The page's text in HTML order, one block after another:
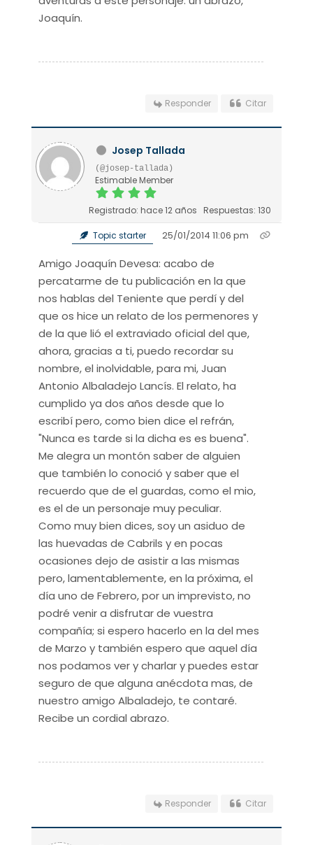
Joaquín.
Responder Citar
Josep Tallada
(@josep-tallada)
Estimable Member
Registrado: hace 12 años Respuestas: 130
Topic starter 25/01/2014 11:06 pm
Amigo Joaquín Devesa: acabo de
percatarme de tu publicación en la que
nos hablas del Teniente que perdí y del
que os hice un relato de los permenores y
de la que lió el extraviado oficial del que,
ahora, gracias a ti, puedo recordar su
nombre, el inolvidable, para mi, Juan
Antonio Albaladejo Lancís. El relato, ha
cumplido ya dos años desde que lo
escribí pero, como bien dice el refrán,
"Nunca es tarde si la dicha es es buena".
Me alegra un montón saber de alguien
que también lo conoció y saber que el
recuerdo que de el guardas, como el mio,
es el de un personaje muy peculiar.
Como muy bien dices, soy un asiduo de
las huevadas de Cabrils y en pocas
ocasiones dejo de asistir a las mismas
pero, lamentablemente, en la próxima, el
día uno de Febrero, por un imprevisto, no
podré venir a disfrutar de vuestra
compañía; si espero hacerlo en la del mes
de Marzo y también espero que aquel día
nos podamos ver y charlar y puedes estar
seguro de que alguna anécdota mas, de
nuestro amigo Albaladejo, te contaré.
Recibe un cordial abrazo.
Responder Citar